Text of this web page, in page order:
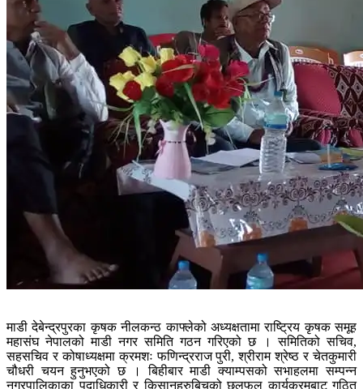
माडी देबेन्द्रपुरका कृषक नीलकन्ठ काफ्लेको अध्यक्षतामा राष्ट्रिय कृषक समूह
महासंघ नेपालको माडी नगर समिति गठन गरिएको छ । समितिको सचिव,
सहसचिव र कोषाध्यक्षमा क्रमशः फणिन्द्रराज पुरी, श्रीराम श्रेष्ठ र चेतकुमारी
चौधरी चयन हुनुभएको छ । बिहीबार माडी क्याम्पसको सभाहलमा सम्पन्न
नगरपालिकाका पदाधिकारी र किसानहरुबिचको छलफल कार्यक्रमबाट गठित